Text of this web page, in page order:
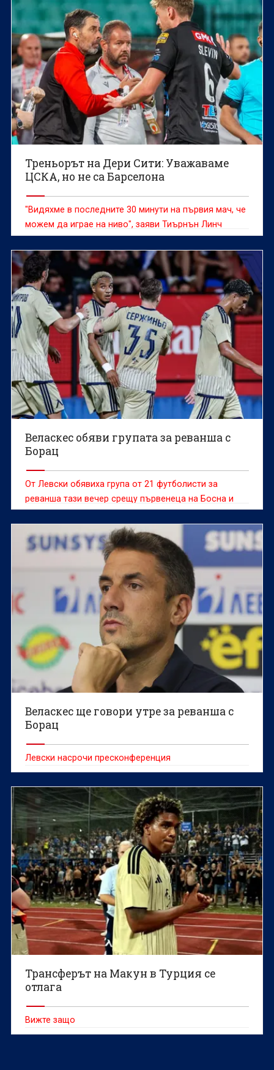
Треньорът на Дери Сити: Уважаваме
ЦСКА, но не са Барселона
"Видяхме в последните 30 минути на първия мач, че
можем да играе на ниво", заяви Тиърнън Линч
Веласкес обяви групата за реванша с
Борац
От Левски обявиха група от 21 футболисти за
реванша тази вечер срещу първенеца на Босна и
Херцеговина Борац Баня Лука в първия кръг от
Шампионската лига.
Веласкес ще говори утре за реванша с
Борац
Левски насрочи пресконференция
Трансферът на Макун в Турция се
отлага
Вижте защо